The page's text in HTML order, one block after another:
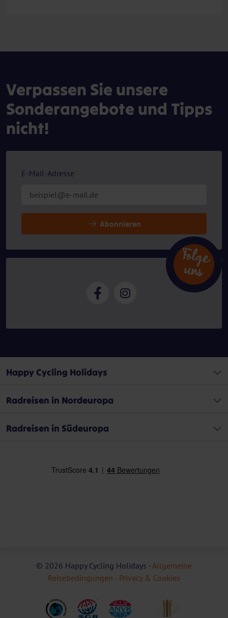
Verpassen Sie unsere
Sonderangebote und Tipps
nicht!
E-Mail-Adresse
Abonnieren
Folg
e
u
n
s
Happy Cycling Holidays
Radreisen in Nordeuropa
Radreisen in Südeuropa
© 2026 Happy Cycling Holidays - Allgemeine
Reisebedingungen - Privacy & Cookies